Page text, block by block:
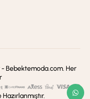
Bebektemoda.com. Her